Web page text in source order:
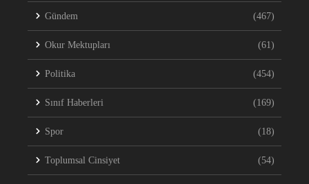
Gündem (467)
Okur Mektupları (61)
Politika (454)
Sınıf Haberleri (169)
Spor (18)
Toplumsal Cinsiyet (54)